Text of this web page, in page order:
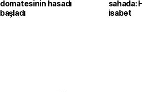
domatesinin hasadı
başladı
sahada:
isabet